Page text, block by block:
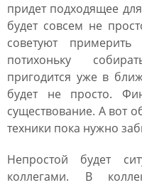
придет подходящее
будет совсем не
советуют
потихоньку
пригодится уже в
будет не просто.
существование. А вот
техники пока нужно
Непростой будет
коллегами. В